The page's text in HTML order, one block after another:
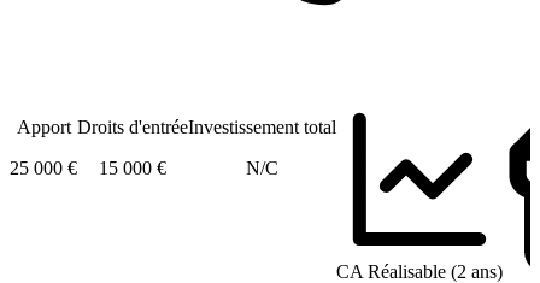
Apport
25 000 €
Droits d'entrée
15 000 €
Investissement total
N/C
CA Réalisable (2 ans)